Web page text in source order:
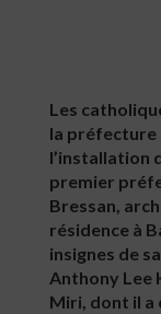
Les
la préfecture
l’installation
premier
Bressan,
résidence à
insignes de
Anthony Lee
Miri, dont il a